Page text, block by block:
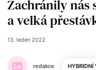
Zachránily
a velká
redakce
13. leden 2022
HYBRIDNÍ